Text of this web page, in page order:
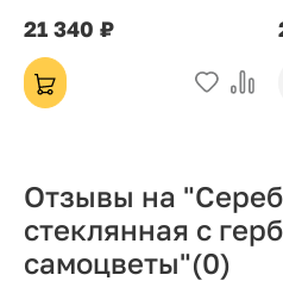
21 340 ₽
Отзывы на
стеклянная с
самоцветы"(0)